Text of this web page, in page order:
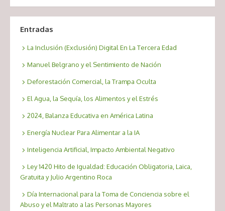
Entradas
La Inclusión (Exclusión) Digital En La Tercera Edad
Manuel Belgrano y el Sentimiento de Nación
Deforestación Comercial, la Trampa Oculta
El Agua, la Sequía, los Alimentos y el Estrés
2024, Balanza Educativa en América Latina
Energía Nuclear Para Alimentar a la IA
Inteligencia Artificial, Impacto Ambiental Negativo
Ley 1420 Hito de Igualdad: Educación Obligatoria, Laica,
Gratuita y Julio Argentino Roca
Día Internacional para la Toma de Conciencia sobre el
Abuso y el Maltrato a las Personas Mayores